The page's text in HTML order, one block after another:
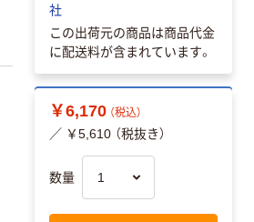
社
この出荷元の商品は商品代金
に配送料が含まれています。
￥6,170 （税込）
／ ￥5,610 （税抜き）
数量